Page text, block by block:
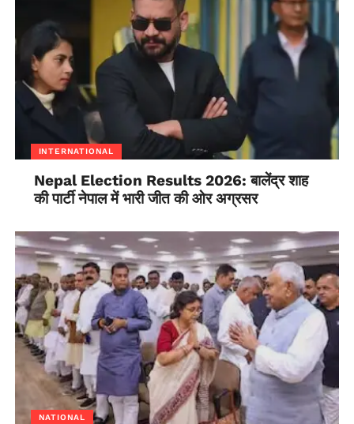
INTERNATIONAL
Nepal Election Results 2026: बालेंद्र शाह
की पार्टी नेपाल में भारी जीत की ओर अग्रसर
NATIONAL